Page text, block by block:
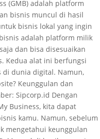
(GMB) adalah platform
bisnis muncul di hasil
bisnis lokal yang ingin
adalah platform milik
dan bisa disesuaikan
Kedua alat ini berfungsi
di dunia digital. Namun,
Keunggulan dan
Sipcorp.id Dengan
Business, kita dapat
kamu. Namun, sebelum
mengetahui keunggulan